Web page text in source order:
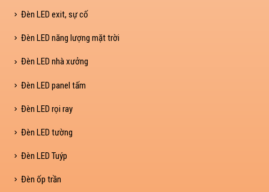
Đèn LED exit, sự cố
Đèn LED năng lượng mặt trời
Đèn LED nhà xưởng
Đèn LED panel tấm
Đèn LED rọi ray
Đèn LED tường
Đèn LED Tuýp
Đèn ốp trần